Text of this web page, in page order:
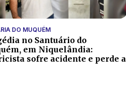
DO MUQUÉM
no Santuário do
em Niquelândia:
sofre acidente e perde a